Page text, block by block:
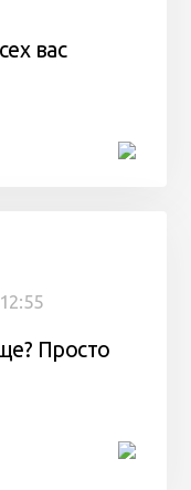
вас
Просто